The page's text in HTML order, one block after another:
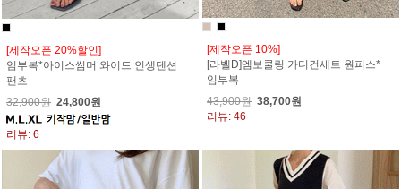
[제작오픈 20%할인]
임부복*아이스썸머 와이드 인생텐션
팬츠
32,900원 24,800원
리뷰: 6
[제작오픈 10%]
[라벨D]엠보쿨링 가디건세트 원피스*
임부복
43,900원 38,700원
리뷰: 46